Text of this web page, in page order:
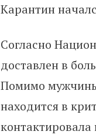
Карантин
Согласно
доставлен в
Помимо
находится в